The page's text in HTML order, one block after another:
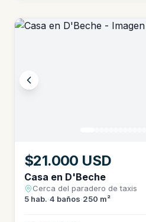
$21.000 USD
Casa en D'Beche
Cerca del paradero de taxis
5 hab.·4 baños·250 m²